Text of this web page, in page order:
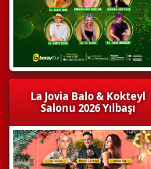
La Jovia Balo & Kokteyl
Salonu 2026 Yılbaşı